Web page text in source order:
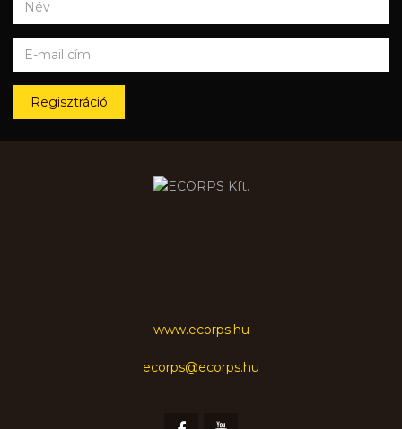
Regisztráció
www.ecorps.hu
ecorps@ecorps.hu